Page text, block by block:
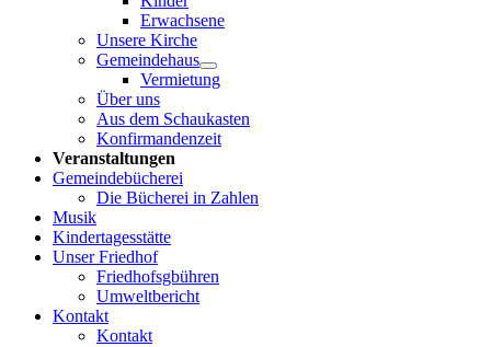
Erwachsene
Unsere Kirche
Gemeindehaus
Vermietung
Über uns
Aus dem Schaukasten
Konfirmandenzeit
Veranstaltungen
Gemeindebücherei
Die Bücherei in Zahlen
Musik
Kindertagesstätte
Unser Friedhof
Friedhofsgbühren
Umweltbericht
Kontakt
Kontakt